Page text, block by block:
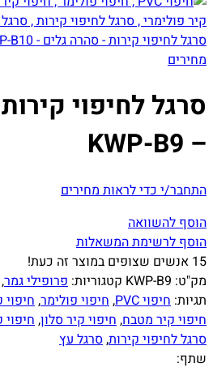
סרגל לחיפוי קירות - סהרה גלים - KWP-B10
מחירים
סרגל לחיפוי
– KWP-B9
התחבר/י כדי לראות מחירים
הוסף להשוואה
הוסף לרשימת המשאלות
15 אנשים שצופים במוצר זה כעת!
מק"ט: KWP-B9 קטגוריות: פרופילי גמר,
תגיות: חיפוי PVC ,חיפוי פולימר,חיפוי
חיפוי קיר מטבח,חיפוי קיר סלון,חיפוי
סרגל לחיפוי קירות,סרגל עץ
שתף: